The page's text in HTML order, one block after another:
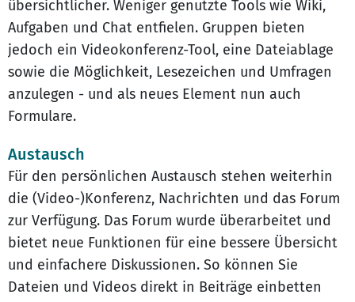
übersichtlicher. Weniger genutzte Tools wie Wiki,
Aufgaben und Chat entfielen. Gruppen bieten
jedoch ein Videokonferenz-Tool, eine Dateiablage
sowie die Möglichkeit, Lesezeichen und Umfragen
anzulegen - und als neues Element nun auch
Formulare.
Austausch
Für den persönlichen Austausch stehen weiterhin
die (Video-)Konferenz, Nachrichten und das Forum
zur Verfügung. Das Forum wurde überarbeitet und
bietet neue Funktionen für eine bessere Übersicht
und einfachere Diskussionen. So können Sie
Dateien und Videos direkt in Beiträge einbetten